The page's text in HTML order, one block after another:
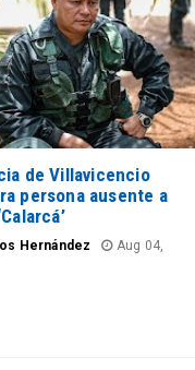
de Villavicencio
persona ausente a
Hernández
Aug 04,